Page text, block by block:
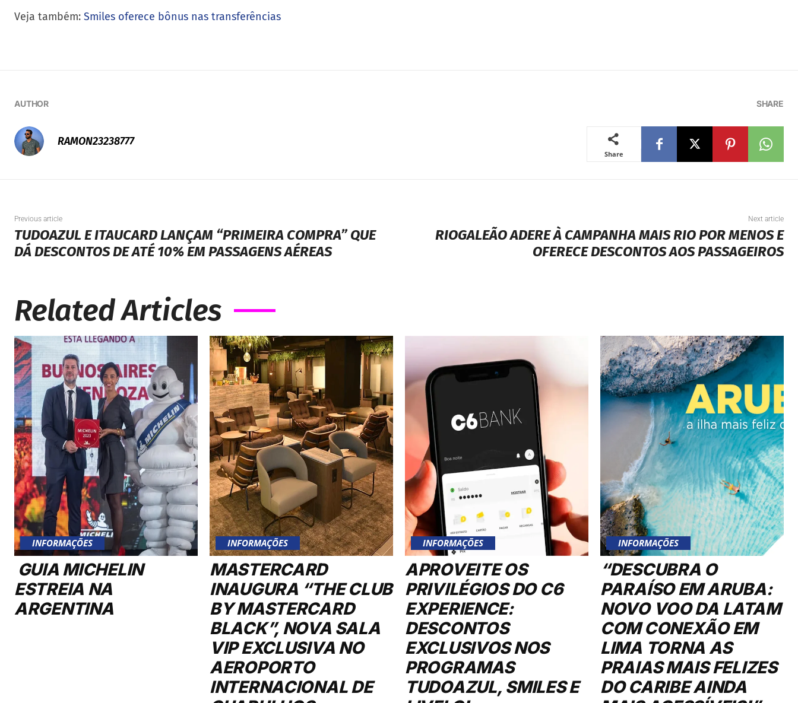
Veja também: Smiles oferece bônus nas transferências
AUTHOR
RAMON23238777
SHARE
Share
Previous article
TUDOAZUL E ITAUCARD LANÇAM “PRIMEIRA COMPRA” QUE
DÁ DESCONTOS DE ATÉ 10% EM PASSAGENS AÉREAS
Next article
RIOGALEÃO ADERE À CAMPANHA MAIS RIO POR MENOS E
OFERECE DESCONTOS AOS PASSAGEIROS
Related Articles
INFORMAÇÕES
GUIA MICHELIN
ESTREIA NA
ARGENTINA
INFORMAÇÕES
MASTERCARD
INAUGURA “THE CLUB
BY MASTERCARD
BLACK”, NOVA SALA
VIP EXCLUSIVA NO
AEROPORTO
INTERNACIONAL DE
INFORMAÇÕES
APROVEITE OS
PRIVILÉGIOS DO C6
EXPERIENCE:
DESCONTOS
EXCLUSIVOS NOS
PROGRAMAS
TUDOAZUL, SMILES E
INFORMAÇÕES
“DESCUBRA O
PARAÍSO EM ARUBA:
NOVO VOO DA LATAM
COM CONEXÃO EM
LIMA TORNA AS
PRAIAS MAIS FELIZES
DO CARIBE AINDA